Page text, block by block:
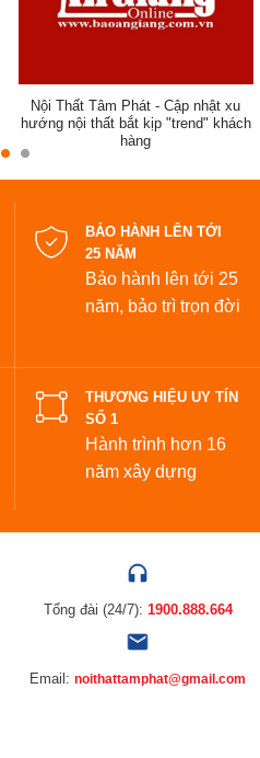
Nội Thất Tâm Phát - Cập nhật xu
hướng nội thất bắt kịp "trend" khách
hàng
BẢO HÀNH LÊN TỚI
25 NĂM
Bảo hành lên tới 25
năm, bảo trì trọn đời
THƯƠNG HIỆU UY TÍN
SỐ 1
Hành trình hơn 16
năm xây dựng
Tổng đài (24/7): 1900.888.664
Email: noithattamphat@gmail.com